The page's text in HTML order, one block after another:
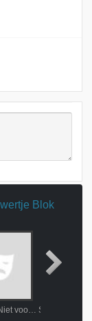
Blok
IM Rob de Nijs - Niet voor het laatst